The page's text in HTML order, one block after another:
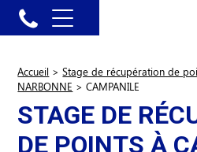
Accueil > Stage de récupération de
NARBONNE > CAMPANILE
STAGE DE
DE POINTS À